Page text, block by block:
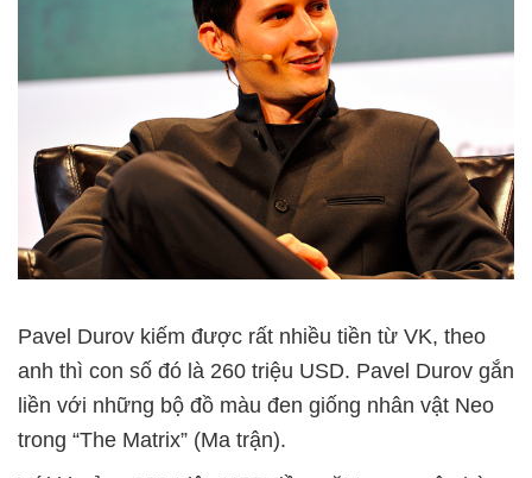
Pavel Durov kiếm được rất nhiều tiền từ VK, theo
anh thì con số đó là 260 triệu USD. Pavel Durov gắn
liền với những bộ đồ màu đen giống nhân vật Neo
trong “The Matrix” (Ma trận).